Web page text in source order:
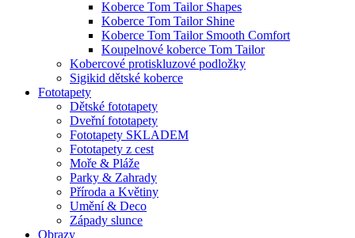
Koberce Tom Tailor Shapes
Koberce Tom Tailor Shine
Koberce Tom Tailor Smooth Comfort
Koupelnové koberce Tom Tailor
Kobercové protiskluzové podložky
Sigikid dětské koberce
Fototapety
Dětské fototapety
Dveřní fototapety
Fototapety SKLADEM
Fototapety z cest
Moře & Pláže
Parky & Zahrady
Příroda a Květiny
Umění & Deco
Západy slunce
Obrazy